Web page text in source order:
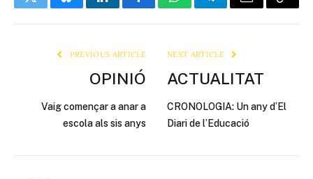
TwitterBlueskyLinkedInFacebookWhatsAppTelegramEmail Copy
PREVIOUS ARTICLE
OPINIÓ
Vaig començar a anar a
escola als sis anys
NEXT ARTICLE
ACTUALITAT
CRONOLOGIA: Un any d’El
Diari de l’Educació